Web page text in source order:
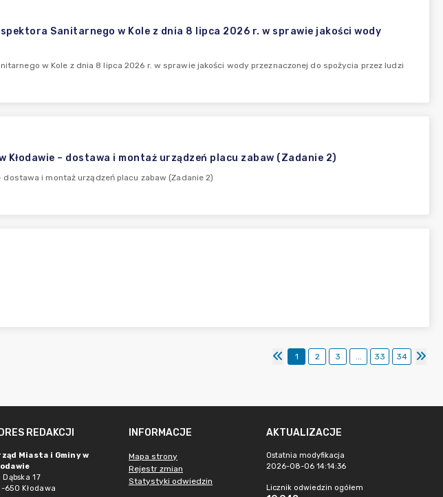
Sanitarnego w Kole z dnia 8 lipca 2026 r. w sprawie jakości wody
w Kole z dnia 8 lipca 2026 r. w sprawie jakości wody przeznaczonej do spożycia przez ludzi
Kłodawie – dostawa i montaż urządzeń placu zabaw (Zadanie 2)
dostawa i montaż urządzeń placu zabaw (Zadanie 2)
1 2 3 ... 33 34
REDAKCJI
Miasta i Gminy w
Dąbska 17
650 Kłodawa
INFORMACJE
Mapa strony
Rejestr zmian
Statystyki odwiedzin
AKTUALIZACJE
Ostatnia modyfikacja
2026-08-06 14:14:36
Licznik odwiedzin ogółem